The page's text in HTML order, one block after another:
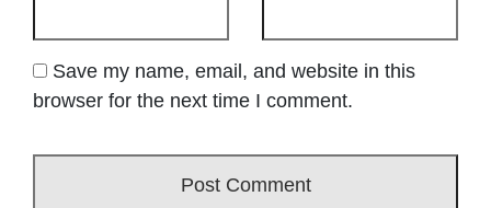
Save my name, email, and website in this
browser for the next time I comment.